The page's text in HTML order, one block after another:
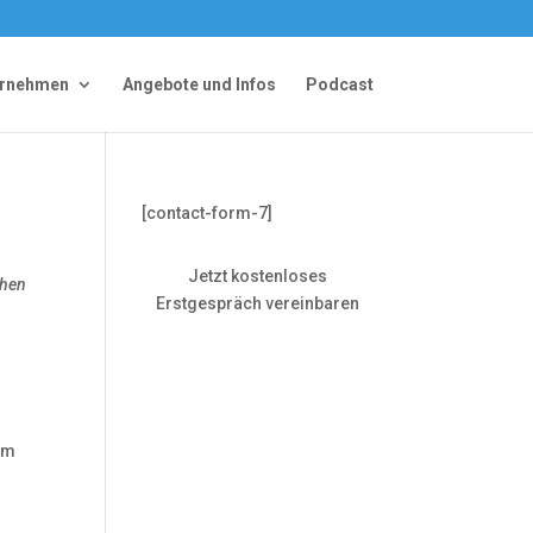
Angebote und Infos Podcast
[contact-form-7]
Jetzt kostenloses
Erstgespräch vereinbaren